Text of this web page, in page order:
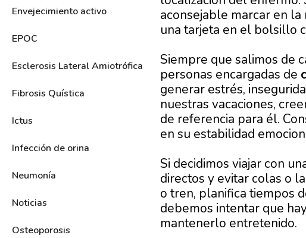
Envejecimiento activo
EPOC
Esclerosis Lateral Amiotrófica
Fibrosis Quística
Ictus
Infección de orina
Neumonía
Noticias
Osteoporosis
aconsejable marcar en
una tarjeta en el bolsillo
Siempre que salimos de
personas encargadas de
generar estrés,
nuestras vacaciones,
de referencia para él.
en su estabilidad
Si decidimos viajar con
directos y evitar colas o
o tren, planifica tiempos
debemos intentar que
mantenerlo entretenido.